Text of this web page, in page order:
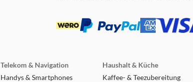
Telekom & Navigation
Handys & Smartphones
Haushalt & Küche
Kaffee- & Teezubereitung